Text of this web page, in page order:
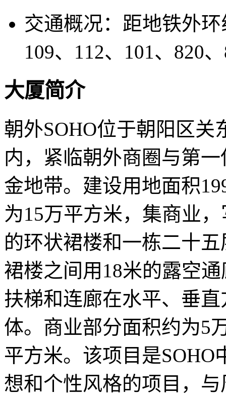
交通概况： 距地铁外
109、112、101、820
大厦简介
朝外SOHO位于朝阳区
内，紧临朝外商圈与第
金地带。建设用地面积
为15万平方米，集商业
的环状裙楼和一栋二十
裙楼之间用18米的露空
扶梯和连廊在水平、垂
体。商业部分面积约为5
平方米。该项目是
想和个性风格的项目，